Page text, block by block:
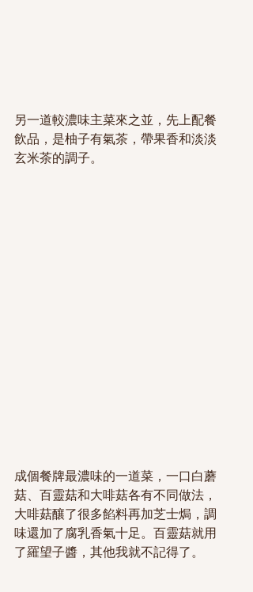
另一道較濃味主菜來之並，先上配餐
飲品，是柚子有氣茶，帶果香和淡淡
玄米茶的調子。
成個餐牌最濃味的一道菜，一口白蘑
菇、百靈菇和大啡菇各有不同做法，
大啡菇釀了很多餡料再加芝士焗，調
味還加了腐乳香氣十足。百靈菇就用
了羅望子醬，其他我就不記得了。